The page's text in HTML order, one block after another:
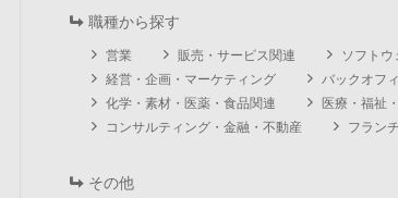
職種から探す
営業 販売・サービス関連 ソフトウ
経営・企画・マーケティング
バックオフ
化学・素材・医薬・食品関連
医療・福祉
コンサルティング・金融・不動産
フラン
その他